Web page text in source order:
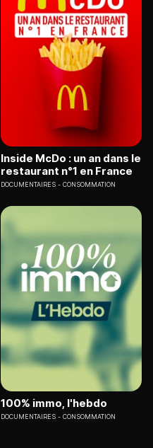
Inside McDo : un an dans le
restaurant n°1 en France
DOCUMENTAIRES CONSOMMATION
100% immo, l'hebdo
DOCUMENTAIRES CONSOMMATION